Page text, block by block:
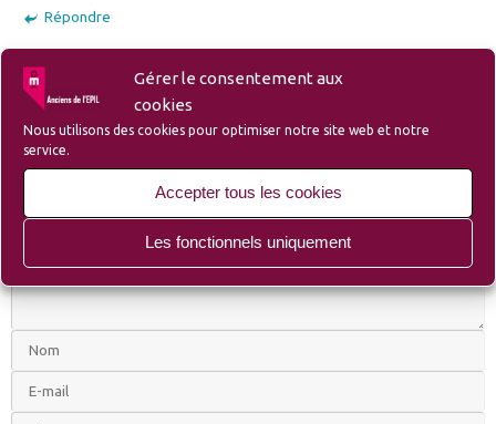
Gérer le consentement aux
cookies
Nous utilisons des cookies pour optimiser notre site web et notre
service.
Accepter tous les cookies
Les fonctionnels uniquement
Répondre
Laisser un commentaire
indiqués avec*